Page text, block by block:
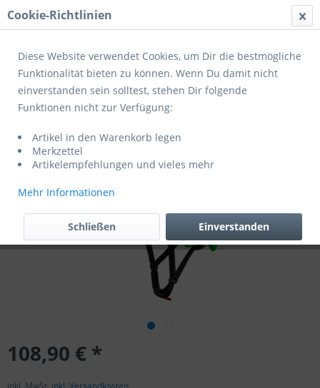
Menü
Übersicht Helme Erwachsene
108,90 € *
inkl. MwSt. inkl. Versandkosten
Cookie-Richtlinien
Diese Website verwendet Cookies, um Dir die bestmögliche
Funktionalität bieten zu können. Wenn Du damit nicht
einverstanden sein solltest, stehen Dir folgende
Funktionen nicht zur Verfügung:
Artikel in den Warenkorb legen
Merkzettel
Artikelempfehlungen und vieles mehr
Mehr Informationen
Einverstanden
Schließen